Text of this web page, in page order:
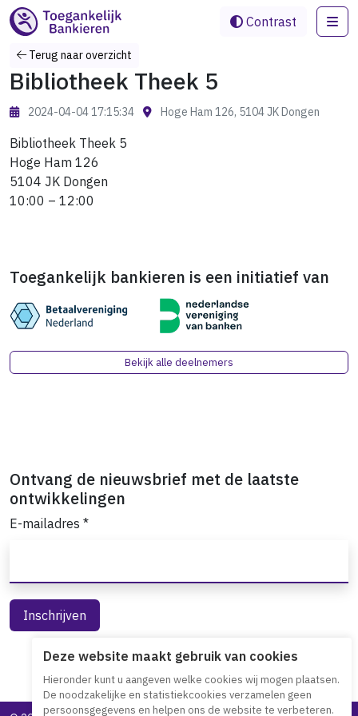
Contrast
Terug naar overzicht
Bibliotheek Theek 5
2024-04-04 17:15:34 Hoge Ham 126, 5104 JK Dongen
Bibliotheek Theek 5
Hoge Ham 126
5104 JK Dongen
10:00 – 12:00
Toegankelijk bankieren is een initiatief van
Bekijk alle deelnemers
Ontvang de nieuwsbrief met de laatste
ontwikkelingen
E-mailadres *
Deze website maakt gebruik van cookies
Hieronder kunt u aangeven welke cookies wij mogen plaatsen.
De noodzakelijke en statistiekcookies verzamelen geen
persoonsgegevens en helpen ons de website te verbeteren.